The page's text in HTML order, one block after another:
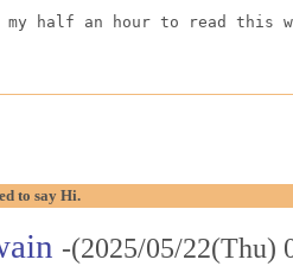
my half an hour to read
to say Hi.
-(2025/05/